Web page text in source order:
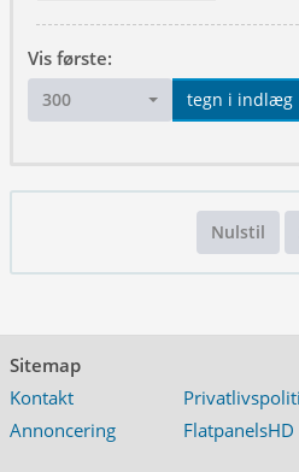
Vis første:
300 tegn i indlæg
Nulstil
Sitemap
Kontakt
Annoncering
FlatpanelsHD